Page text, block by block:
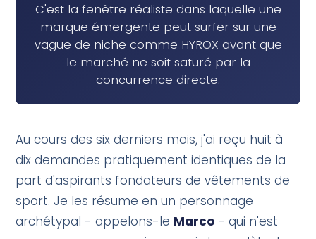
C'est la fenêtre réaliste dans laquelle une
marque émergente peut surfer sur une
vague de niche comme HYROX avant que
le marché ne soit saturé par la
concurrence directe.
Au cours des six derniers mois, j'ai reçu huit à
dix demandes pratiquement identiques de la
part d'aspirants fondateurs de vêtements de
sport. Je les résume en un personnage
archétypal - appelons-le Marco - qui n'est